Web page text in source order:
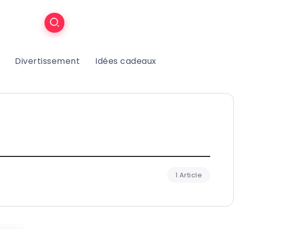
Divertissement Idées cadeaux
1 Article